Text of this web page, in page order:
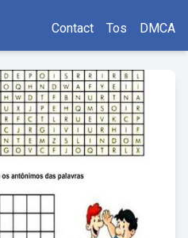
Contact Tos DMCA